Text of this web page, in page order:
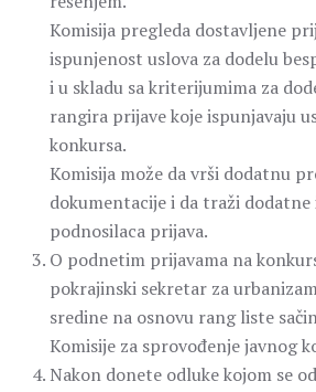
Komisija pregleda dostavljene
ispunjenost uslova za dodelu
i u skladu sa kriterijumima za
rangira prijave koje ispunjavaju
konkursa.
Komisija može da vrši dodatnu
dokumentacije i da traži
podnosilaca prijava.
O podnetim prijavama na
pokrajinski sekretar za
sredine na osnovu rang liste
Komisije za sprovođenje javnog
Nakon donete odluke kojom se